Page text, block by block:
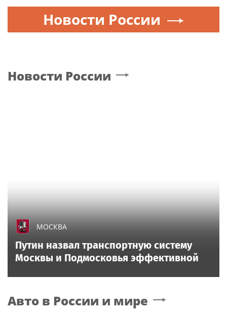
Новости России
Новости России
МОСКВА
Путин назвал транспортную систему
Москвы и Подмосковья эффективной
Авто в России и мире